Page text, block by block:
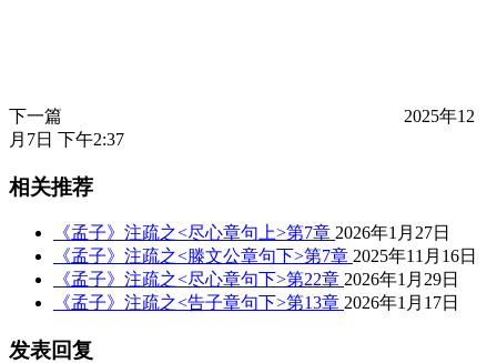
下一篇
2025年12
月7日 下午2:37
相关推荐
《孟子》注疏之<尽心章句上>第7章 2026年1月27日
《孟子》注疏之<滕文公章句下>第7章 2025年11月16日
《孟子》注疏之<尽心章句下>第22章 2026年1月29日
《孟子》注疏之<告子章句下>第13章 2026年1月17日
发表回复